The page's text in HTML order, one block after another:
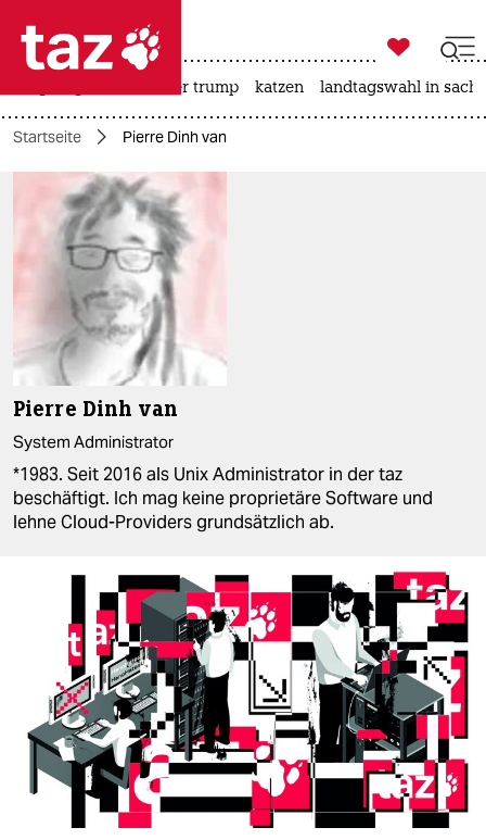
 taz zahl ich
taz zahl ich
themen
politik
öko
gesellschaft
kultur
sport
berlin
nord
wahrheit
verlag
verlag
veranstaltungen
shop
fragen & hilfe

taz zahl ich
usa unter trump katzen landtagswahl in
Startseite Pierre Dinh van
Pierre Dinh van
System Administrator
*1983. Seit 2016 als Unix Administrator in der taz
beschäftigt. Ich mag keine proprietäre Software und
lehne Cloud-Providers grundsätzlich ab.